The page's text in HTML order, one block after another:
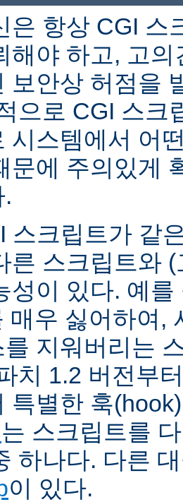
은 항상 CGI 스
해야 하고, 고
보안상 허점을
으로 CGI 스크
시스템에서 어
문에 주의있게
스크립트가 같
른 스크립트와
성이 있다. 예
매우 싫어하여,
를 지워버리는
치 1.2 버전부
특별한 훅
는 스크립트를
하나다. 다른
이 있다.